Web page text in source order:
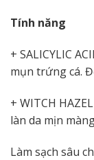
Tính năng
+ SALICYLIC
mụn trứng cá.
+ WITCH
làn da mịn
Làm sạch sâu